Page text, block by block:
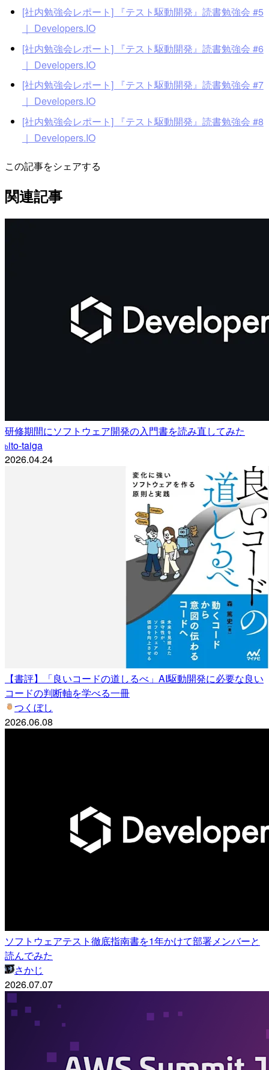
[社内勉強会レポート] 『テスト駆動開発』読書勉強会 #5
｜ Developers.IO
[社内勉強会レポート] 『テスト駆動開発』読書勉強会 #6
｜ Developers.IO
[社内勉強会レポート] 『テスト駆動開発』読書勉強会 #7
｜ Developers.IO
[社内勉強会レポート] 『テスト駆動開発』読書勉強会 #8
｜ Developers.IO
この記事をシェアする
関連記事
研修期間にソフトウェア開発の入門書を読み直してみた
bito-taiga
2026.04.24
【書評】「良いコードの道しるべ」AI駆動開発に必要な良い
コードの判断軸を学べる一冊
つくぼし
2026.06.08
ソフトウェアテスト徹底指南書を1年かけて部署メンバーと
読んでみた
さかじ
2026.07.07